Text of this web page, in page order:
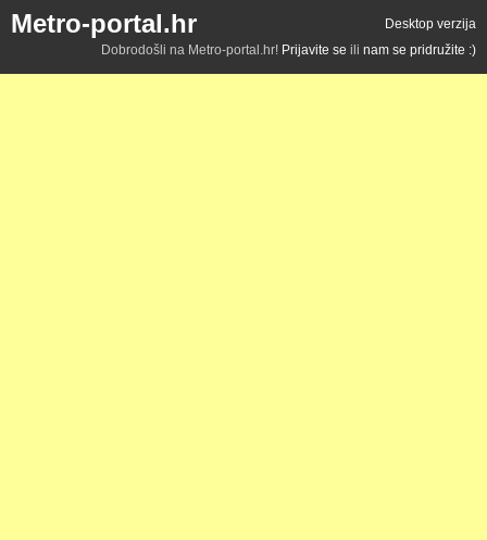
Metro-portal.hr
Desktop verzija
Dobrodošli na Metro-portal.hr! Prijavite se ili nam se pridružite :)